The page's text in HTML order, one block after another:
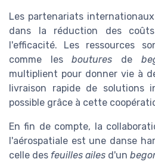
Les partenariats
dans la réduction des
l'efficacité. Les ressources
comme lesboutures de
multiplient pour donner vie à
livraison rapide de solutions
possible grâce à cette
En fin de compte, la
l'aérospatiale est une danse
celle des feuilles ailes d'un